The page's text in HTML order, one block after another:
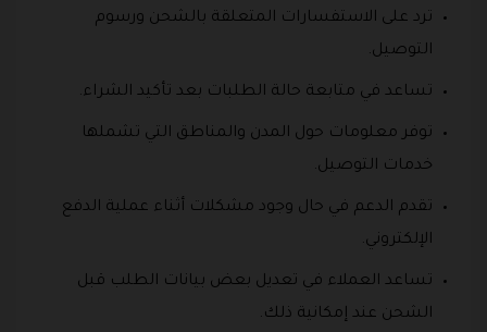
ترد على الاستفسارات المتعلقة بالشحن ورسوم
التوصيل.
تساعد في متابعة حالة الطلبات بعد تأكيد الشراء.
توفر معلومات حول المدن والمناطق التي تشملها
خدمات التوصيل.
تقدم الدعم في حال وجود مشكلات أثناء عملية الدفع
الإلكتروني.
تساعد العملاء في تعديل بعض بيانات الطلب قبل
الشحن عند إمكانية ذلك.